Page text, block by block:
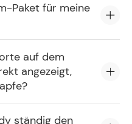
Paket für meine
auf dem
angezeigt,
ständig den